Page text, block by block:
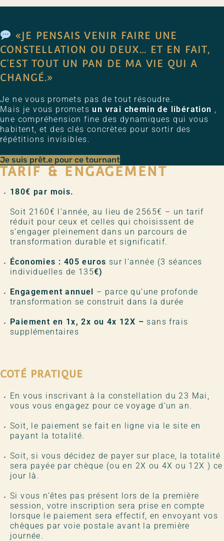
«JE PENSAIS VENIR FAIRE UNE
CONSTELLATION OU DEUX… ET EN FAIT,
C’EST TOUT UN PAN DE MA VIE QUI A
CHANGÉ.»
Je ne vous promets pas de tout résoudre.
Mais je vous prometsun vrai chemin de libération ,
une compréhension fine des dynamiques qui vous
habitent, et des clés concrètes pour sortir des
répétitions invisibles.
Je suis prêt.e pour ce tournant
TARIF & ENGAGEMENT
180€ par mois.
Soit 2160€ l’année, au lieu de 2565€ – un tarif
réduit pour ceux et celles qui choisissent de
s’engager pleinement dans un parcours de
transformation durable et significatif.
Économies : 405 euros sur l’année (3 séances
individuelles de 135€)
Engagement annuel – parce qu’une profonde
transformation se construit dans la durée
Paiement en 1x, 2x ou 4x 12X – sans frais
supplémentaires
COTÉ PRATIQUE
En vous inscrivant à la constellation du 23 Mai,
vous vous engagez pour ce voyage d’un an.
Soit, le paiement se fait en ligne via le site en
payant la totalité.
Soit, si vous décidez de payer sur place, la totalité
sera payée par chèque (ou en 2X ou 4X ou 12X ) ce
jour là.
Si vous n’êtes pas présent lors de la première
session, votre inscription sera prise en compte
lorsque le paiement sera effectif, en envoyant vos
chèques par voie postale avant la première
journée.